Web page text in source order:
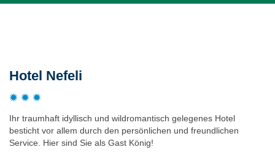
Hotel Nefeli
Ihr traumhaft idyllisch und wildromantisch gelegenes Hotel
besticht vor allem durch den persönlichen und freundlichen
Service. Hier sind Sie als Gast König!